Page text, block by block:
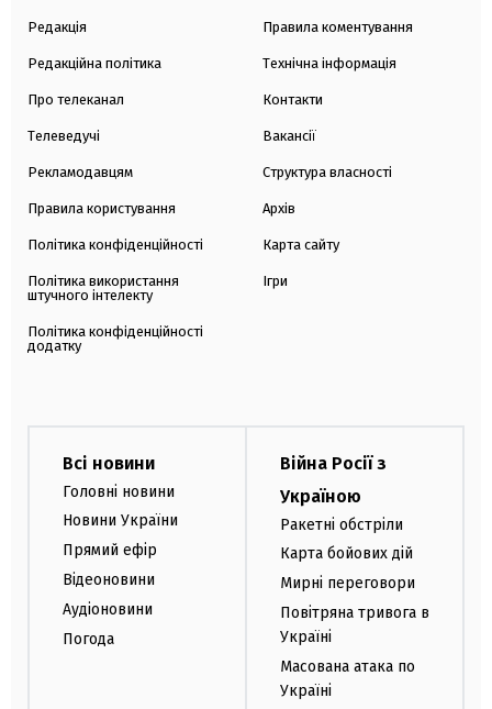
Редакція
Редакційна політика
Про телеканал
Телеведучі
Рекламодавцям
Правила користування
Політика конфіденційності
Політика використання
штучного інтелекту
Політика конфіденційності
додатку
Правила коментування
Технічна інформація
Контакти
Вакансії
Структура власності
Архів
Карта сайту
Ігри
Всі новини
Головні новини
Новини України
Прямий ефір
Відеоновини
Аудіоновини
Погода
Війна Росії з
Україною
Ракетні обстріли
Карта бойових дій
Мирні переговори
Повітряна тривога в
Україні
Масована атака по
Україні